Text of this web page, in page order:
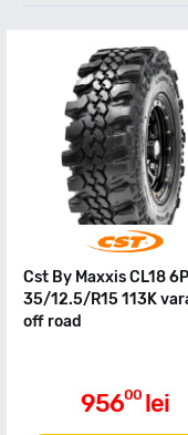
Cst By Maxxis CL18
35/12.5/R15 113K
off road
95600 lei